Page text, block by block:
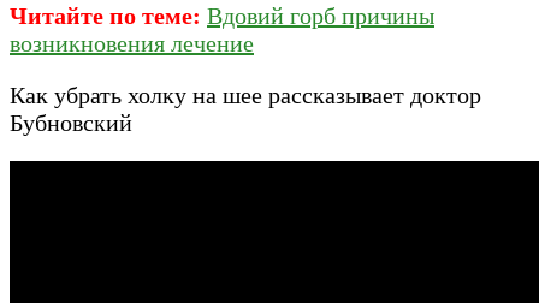
Читайте по теме: Вдовий горб причины
возникновения лечение
Как убрать холку на шее рассказывает доктор
Бубновский